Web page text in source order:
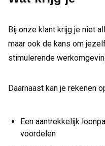
Bij onze klant krijg je niet
maar ook de kans om
stimulerende
Daarnaast kan je rekenen
Een aantrekkelijk
voordelen